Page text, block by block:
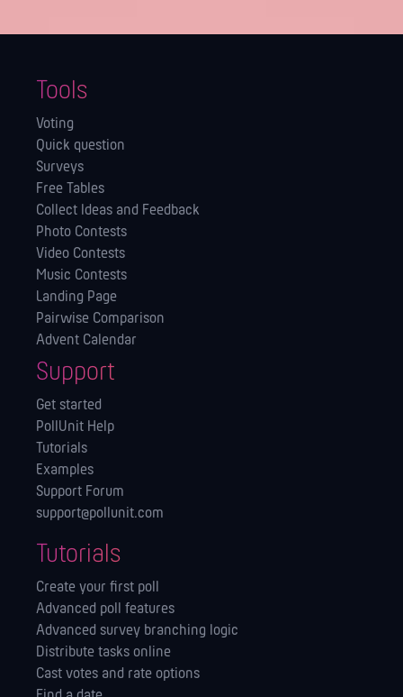
Tools
Voting
Quick question
Surveys
Free Tables
Collect Ideas and Feedback
Photo Contests
Video Contests
Music Contests
Landing Page
Pairwise Comparison
Advent Calendar
Support
Get started
PollUnit Help
Tutorials
Examples
Support Forum
support@pollunit.com
Tutorials
Create your first poll
Advanced poll features
Advanced survey branching logic
Distribute tasks online
Cast votes and rate options